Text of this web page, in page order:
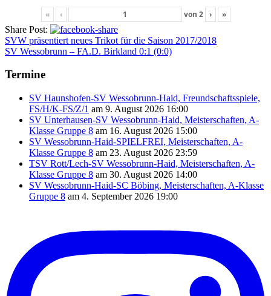
« ‹ von 2 ›
»
Share Post:
SVW präsentiert neues Trikot für die Saison 2017/2018
SV Wessobrunn – FA.D. Birkland 0:1 (0:0)
Termine
SV Haunshofen-SV Wessobrunn-Haid, Freundschaftsspiele,
FS/H/K-FS/Z/1 am 9. August 2026 16:00
SV Unterhausen-SV Wessobrunn-Haid, Meisterschaften, A-
Klasse Gruppe 8 am 16. August 2026 15:00
SV Wessobrunn-Haid-SPIELFREI, Meisterschaften, A-
Klasse Gruppe 8 am 23. August 2026 23:59
TSV Rott/Lech-SV Wessobrunn-Haid, Meisterschaften, A-
Klasse Gruppe 8 am 30. August 2026 14:00
SV Wessobrunn-Haid-SC Böbing, Meisterschaften, A-Klasse
Gruppe 8 am 4. September 2026 19:00